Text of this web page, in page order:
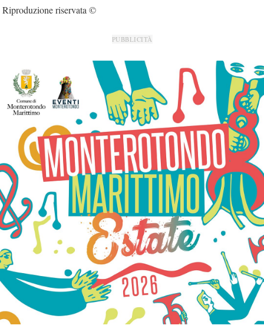
Riproduzione riservata ©
PUBBLICITÀ